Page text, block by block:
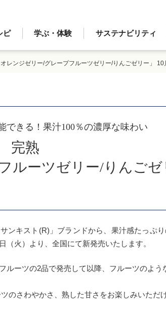
ピ 学ぶ・体験 サステナビリティ
ンジゼリー/グレープフルーツゼリー/りんごゼリー」 10
できる！果汁100％の濃厚な味わい
完熟
ルーツゼリー/りんごゼ
ンキスト(R)」ブランドから、果汁感たっ
火）より、全国にて新発売いたします。
ルーツの2品で発売して以降、フルーツのよ
さわやかさ、熟した甘さをお楽しみいただけ